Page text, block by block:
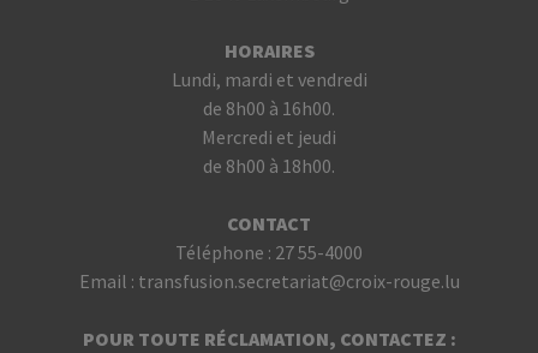
HORAIRES
Lundi, mardi et vendredi
de 8h00 à 16h00.
Mercredi et jeudi
de 8h00 à 18h00.
CONTACT
Téléphone : 27 55-4000
Email : transfusion.secretariat@croix-rouge.lu
POUR TOUTE RÉCLAMATION, CONTACTEZ :